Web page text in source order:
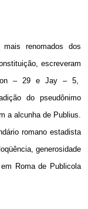
renomados dos
escreveram
– 29 e Jay – 5,
do pseudônimo
a alcunha de Publius.
romano estadista
generosidade
Roma de Publicola